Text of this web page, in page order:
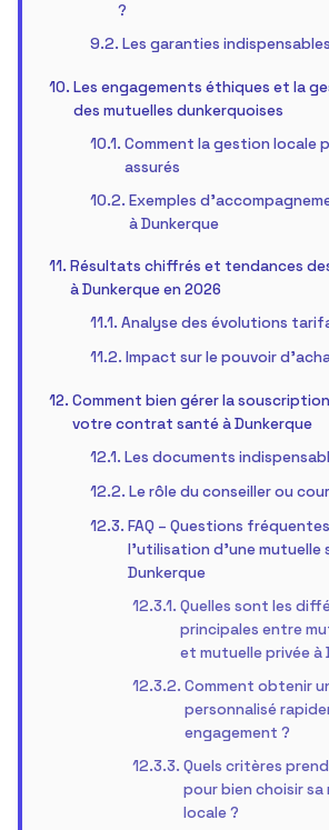
?
Les garanties
Les engagements éthiques et la
des mutuelles dunkerquoises
Comment la gestion locale
assurés
Exemples
à Dunkerque
Résultats chiffrés et tendances
à Dunkerque en 2026
Analyse des évolutions
Impact sur le pouvoir
Comment bien gérer la
votre contrat santé à Dunkerque
Les documents
Le rôle du conseiller ou
FAQ – Questions
l’utilisation d’une mutuelle
Dunkerque
Quelles sont les
principales entre
et mutuelle privée à
Comment obtenir
personnalisé
engagement ?
Quels critères
pour bien choisir
locale ?